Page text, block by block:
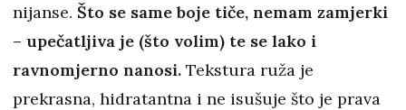
nijanse. Što se same boje tiče, nemam zamjerki
– upečatljiva je (što volim) te se lako i
ravnomjerno nanosi. Tekstura ruža je
prekrasna, hidratantna i ne isušuje što je prava